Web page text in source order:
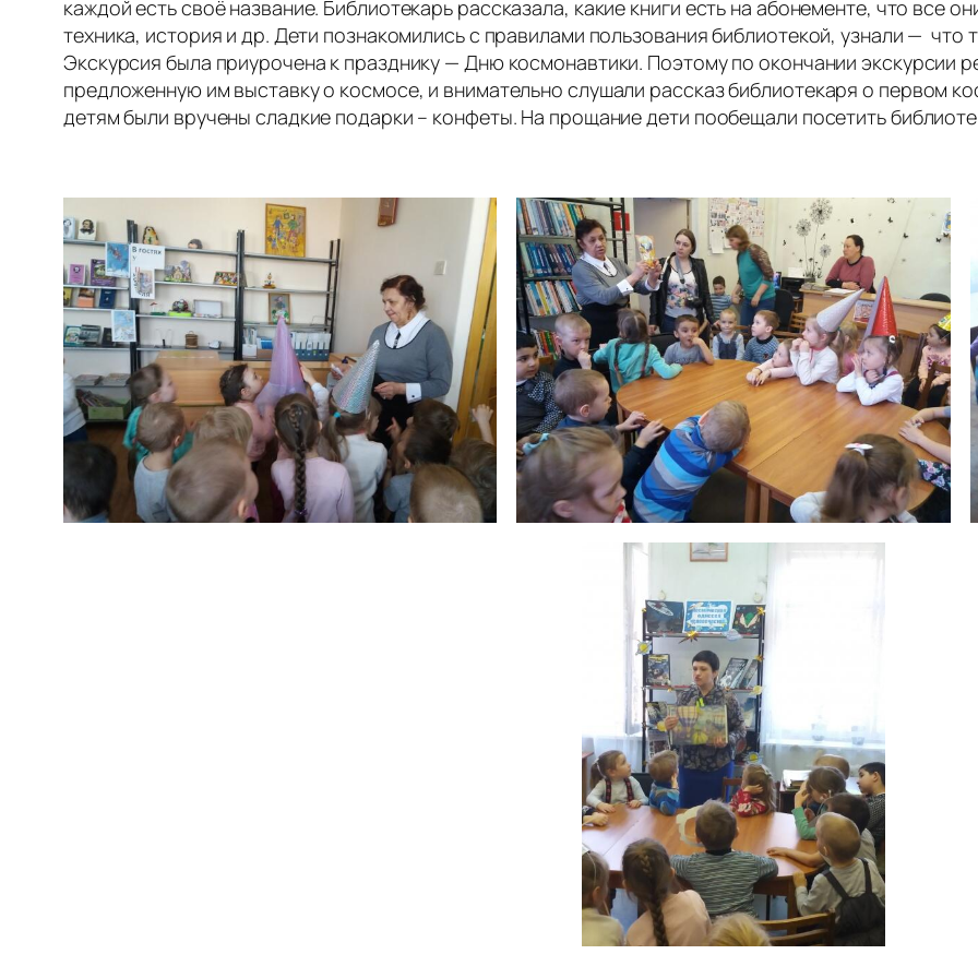
каждой есть своё название. Библиотекарь рассказала, какие книги есть на абонементе, что все
техника, история и др. Дети познакомились с правилами пользования библиотекой, узнали — что
Экскурсия была приурочена к празднику — Дню космонавтики. Поэтому по окончании экскурсии
предложенную им выставку о космосе, и внимательно слушали рассказ библиотекаря о первом
детям были вручены сладкие подарки – конфеты. На прощание дети пообещали посетить